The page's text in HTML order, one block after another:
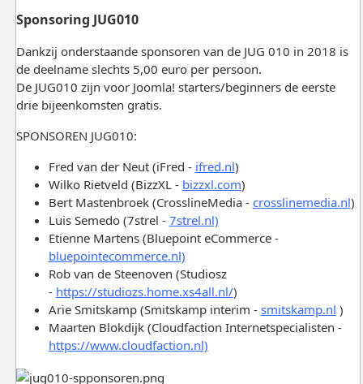
Sponsoring JUG010
Dankzij onderstaande sponsoren van de JUG 010 in 2018 is
de deelname slechts 5,00 euro per persoon.
De JUG010 zijn voor Joomla! starters/beginners de eerste
drie bijeenkomsten gratis.
SPONSOREN JUG010:
Fred van der Neut (iFred - ifred.nl)
Wilko Rietveld (BizzXL - bizzxl.com)
Bert Mastenbroek (CrosslineMedia - crosslinemedia.nl)
Luis Semedo (7strel - 7strel.nl)
Etienne Martens (Bluepoint eCommerce -
bluepointecommerce.nl)
Rob van de Steenoven (Studiosz
- https://studiozs.home.xs4all.nl/)
Arie Smitskamp (Smitskamp interim - smitskamp.nl )
Maarten Blokdijk (Cloudfaction Internetspecialisten -
https://www.cloudfaction.nl)